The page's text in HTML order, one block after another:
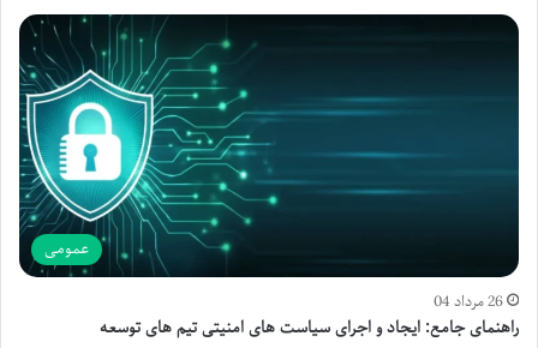
عمومی
26 مرداد 04
راهنمای جامع: ایجاد و اجرای سیاست های امنیتی تیم های توسعه